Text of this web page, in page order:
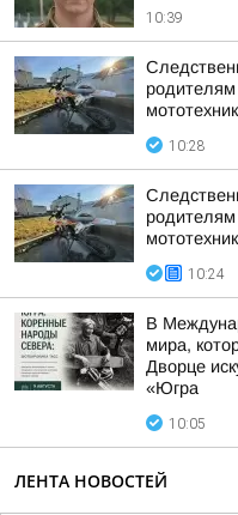
10:39
родителям
10:28
родителям
10:24
В
мира,
Дворце
«Югра
10:05
ЛЕНТА НОВОСТЕЙ